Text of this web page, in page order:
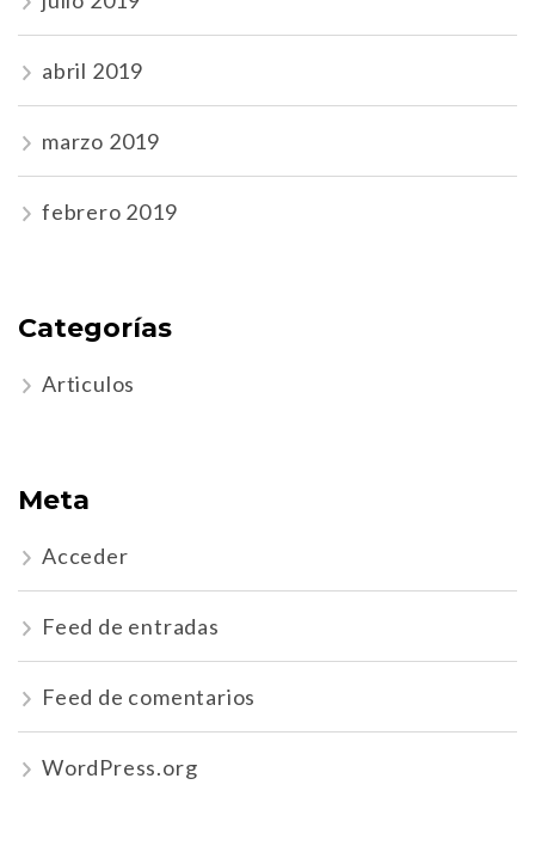
abril 2019
marzo 2019
febrero 2019
Categorías
Articulos
Meta
Acceder
Feed de entradas
Feed de comentarios
WordPress.org